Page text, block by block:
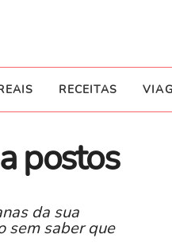
RECEITAS
postos
da sua
sem saber que